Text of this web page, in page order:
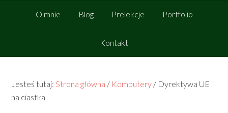
O mnie Blog Prelekcje Portfolio
Kontakt
Jesteś tutaj:Strona główna / Komputery / Dyrektywa UE
na ciastka